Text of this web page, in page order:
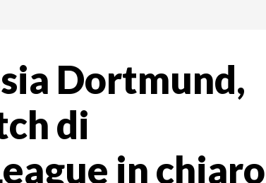
Dortmund,
di
in chiaro